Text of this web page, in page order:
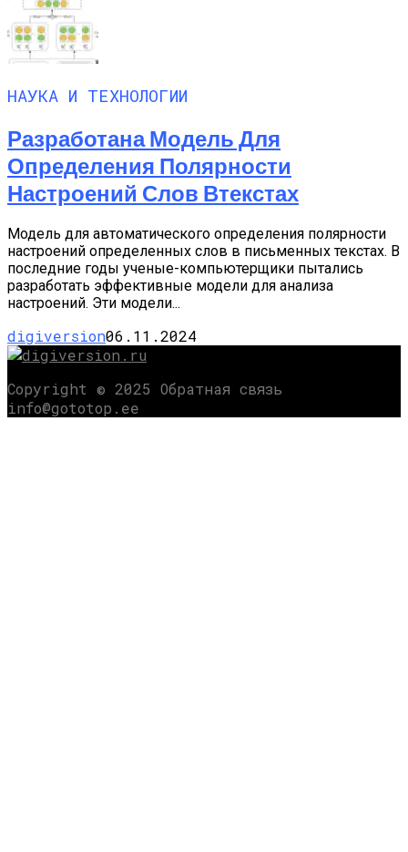
НАУКА И ТЕХНОЛОГИИ
Разработана Модель Для
Определения Полярности
Настроений Слов Втекстах
Модель для автоматического определения полярности
настроений определенных слов в письменных текстах. В
последние годы ученые-компьютерщики пытались
разработать эффективные модели для анализа
настроений. Эти модели...
digiversion06.11.2024
Copyright © 2025 Обратная связь
info@gototop.ee